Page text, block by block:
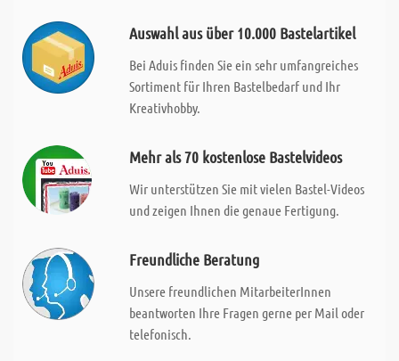
Auswahl aus über 10.000 Bastelartikel
Bei Aduis finden Sie ein sehr umfangreiches
Sortiment für Ihren Bastelbedarf und Ihr
Kreativhobby.
Mehr als 70 kostenlose Bastelvideos
Wir unterstützen Sie mit vielen Bastel-Videos
und zeigen Ihnen die genaue Fertigung.
Freundliche Beratung
Unsere freundlichen MitarbeiterInnen
beantworten Ihre Fragen gerne per Mail oder
telefonisch.